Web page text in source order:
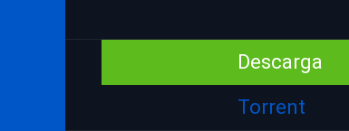
Descarga
Torrent